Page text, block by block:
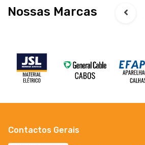
Nossas Marcas
Contactos Gerais